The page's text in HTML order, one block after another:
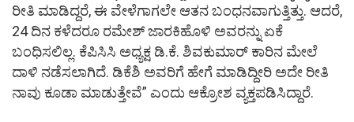
ರೀತಿ ಮಾಡಿದ್ದರೆ, ‌ಈ ವೇಳೆಗಾಗಲೇ ಆತನ ಬಂಧನವಾಗುತ್ತಿತ್ತು. ಆದರೆ,
24 ದಿನ ಕಳೆದರೂ ರಮೇಶ್‌ ಜಾರಕಿಹೊಳಿ ಅವರನ್ನು ಏಕೆ
ಬಂಧಿಸಲಿಲ್ಲ. ಕೆಪಿಸಿಸಿ ಅಧ್ಯಕ್ಷ ಡಿ.ಕೆ. ಶಿವಕುಮಾರ್‌ ಕಾರಿನ ಮೇಲೆ
ದಾಳಿ ನಡೆಸಲಾಗಿದೆ. ಡಿಕೆಶಿ ಅವರಿಗೆ ಹೇಗೆ ಮಾಡಿದ್ದೀರಿ ಅದೇ ರೀತಿ
ನಾವು ಕೂಡಾ ಮಾಡುತ್ತೇವೆ” ಎಂದು ಆಕ್ರೋಶ ವ್ಯಕ್ತಪಡಿಸಿದ್ದಾರೆ.